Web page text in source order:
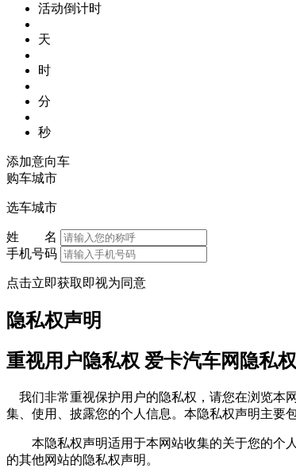
活动倒计时
天
时
分
秒
添加意向车
购车城市
选车城市
姓 名
手机号码
点击立即获取即视为同意
隐私权声明
重视用户隐私权 爱卡汽车网隐私
我们非常重视保护用户的隐私权，请您在浏览本
集、使用、披露您的个人信息。本隐私权声明主要
本隐私权声明适用于本网站收集的关于您的个人
的其他网站的隐私权声明。